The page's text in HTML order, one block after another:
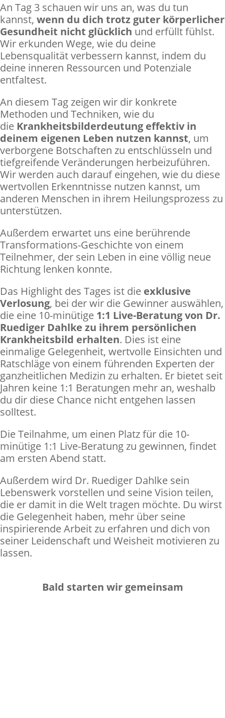
An Tag 3 schauen wir uns an, was du tun
kannst, wenn du dich trotz guter körperlicher
Gesundheit nicht glücklich und erfüllt fühlst.
Wir erkunden Wege, wie du deine
Lebensqualität verbessern kannst, indem du
deine inneren Ressourcen und Potenziale
entfaltest.
An diesem Tag zeigen wir dir konkrete
Methoden und Techniken, wie du
die Krankheitsbilderdeutung effektiv in
deinem eigenen Leben nutzen kannst, um
verborgene Botschaften zu entschlüsseln und
tiefgreifende Veränderungen herbeizuführen.
Wir werden auch darauf eingehen, wie du diese
wertvollen Erkenntnisse nutzen kannst, um
anderen Menschen in ihrem Heilungsprozess zu
unterstützen.
Außerdem erwartet uns eine berührende
Transformations-Geschichte von einem
Teilnehmer, der sein Leben in eine völlig neue
Richtung lenken konnte.
Das Highlight des Tages ist die exklusive
Verlosung, bei der wir die Gewinner auswählen,
die eine 10-minütige 1:1 Live-Beratung von Dr.
Ruediger Dahlke zu ihrem persönlichen
Krankheitsbild erhalten. Dies ist eine
einmalige Gelegenheit, wertvolle Einsichten und
Ratschläge von einem führenden Experten der
ganzheitlichen Medizin zu erhalten. Er bietet seit
Jahren keine 1:1 Beratungen mehr an, weshalb
du dir diese Chance nicht entgehen lassen
solltest.
Die Teilnahme, um einen Platz für die 10-
minütige 1:1 Live-Beratung zu gewinnen, findet
am ersten Abend statt.
Außerdem wird Dr. Ruediger Dahlke sein
Lebenswerk vorstellen und seine Vision teilen,
die er damit in die Welt tragen möchte. Du wirst
die Gelegenheit haben, mehr über seine
inspirierende Arbeit zu erfahren und dich von
seiner Leidenschaft und Weisheit motivieren zu
lassen.
Bald starten wir gemeinsam